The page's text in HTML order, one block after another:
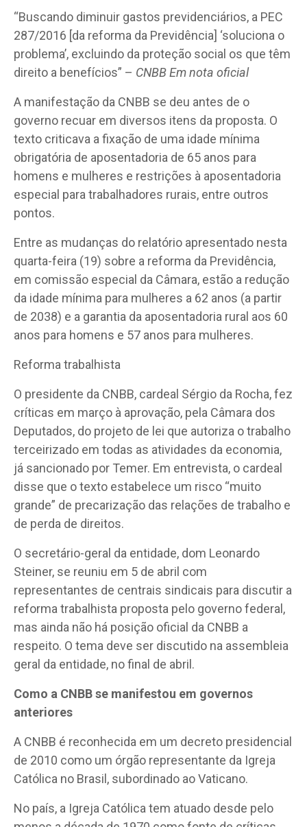
“Buscando diminuir gastos previdenciários, a PEC
287/2016 [da reforma da Previdência] ‘soluciona o
problema’, excluindo da proteção social os que têm
direito a benefícios” – CNBB Em nota oficial
A manifestação da CNBB se deu antes de o
governo recuar em diversos itens da proposta. O
texto criticava a fixação de uma idade mínima
obrigatória de aposentadoria de 65 anos para
homens e mulheres e restrições à aposentadoria
especial para trabalhadores rurais, entre outros
pontos.
Entre as mudanças do relatório apresentado nesta
quarta-feira (19) sobre a reforma da Previdência,
em comissão especial da Câmara, estão a redução
da idade mínima para mulheres a 62 anos (a partir
de 2038) e a garantia da aposentadoria rural aos 60
anos para homens e 57 anos para mulheres.
Reforma trabalhista
O presidente da CNBB, cardeal Sérgio da Rocha, fez
críticas em março à aprovação, pela Câmara dos
Deputados, do projeto de lei que autoriza o trabalho
terceirizado em todas as atividades da economia,
já sancionado por Temer. Em entrevista, o cardeal
disse que o texto estabelece um risco “muito
grande” de precarização das relações de trabalho e
de perda de direitos.
O secretário-geral da entidade, dom Leonardo
Steiner, se reuniu em 5 de abril com
representantes de centrais sindicais para discutir a
reforma trabalhista proposta pelo governo federal,
mas ainda não há posição oficial da CNBB a
respeito. O tema deve ser discutido na assembleia
geral da entidade, no final de abril.
Como a CNBB se manifestou em governos
anteriores
A CNBB é reconhecida em um decreto presidencial
de 2010 como um órgão representante da Igreja
Católica no Brasil, subordinado ao Vaticano.
No país, a Igreja Católica tem atuado desde pelo